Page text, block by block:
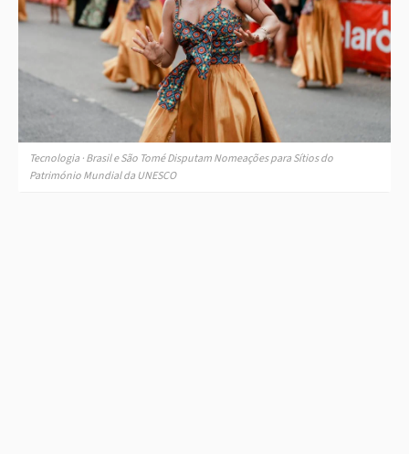
Tecnologia · Brasil e São Tomé Disputam Nomeações para Sítios do
Património Mundial da UNESCO